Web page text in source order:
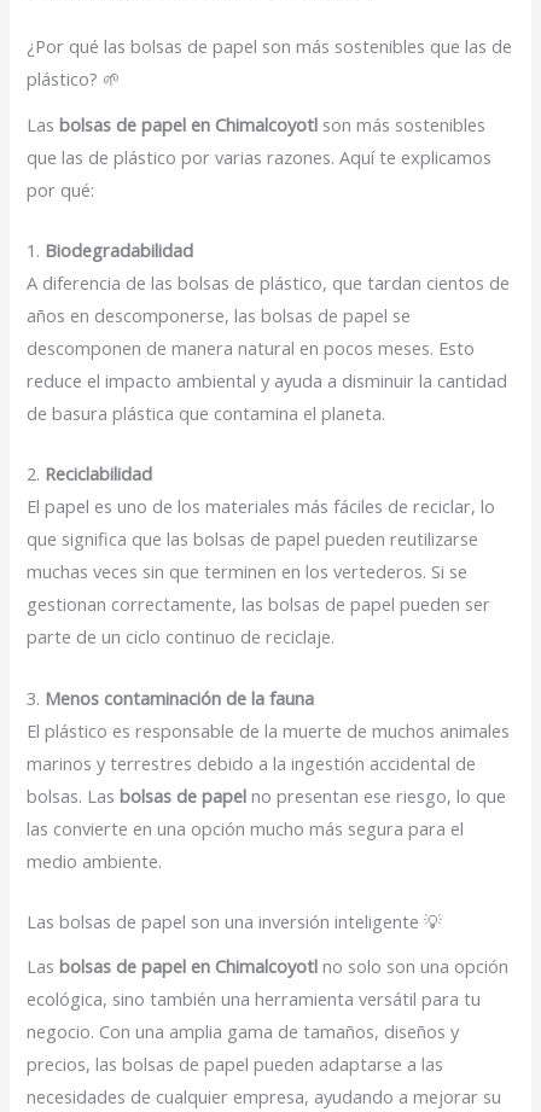
¿Por qué las bolsas de papel son más sostenibles que las de
plástico? 🌱
Lasbolsas de papel en Chimalcoyotl son más sostenibles
que las de plástico por varias razones. Aquí te explicamos
por qué:
1. Biodegradabilidad
A diferencia de las bolsas de plástico, que tardan cientos de
años en descomponerse, las bolsas de papel se
descomponen de manera natural en pocos meses. Esto
reduce el impacto ambiental y ayuda a disminuir la cantidad
de basura plástica que contamina el planeta.
2. Reciclabilidad
El papel es uno de los materiales más fáciles de reciclar, lo
que significa que las bolsas de papel pueden reutilizarse
muchas veces sin que terminen en los vertederos. Si se
gestionan correctamente, las bolsas de papel pueden ser
parte de un ciclo continuo de reciclaje.
3. Menos contaminación de la fauna
El plástico es responsable de la muerte de muchos animales
marinos y terrestres debido a la ingestión accidental de
bolsas. Lasbolsas de papel no presentan ese riesgo, lo que
las convierte en una opción mucho más segura para el
medio ambiente.
Las bolsas de papel son una inversión inteligente 💡
Lasbolsas de papel en Chimalcoyotl no solo son una opción
ecológica, sino también una herramienta versátil para tu
negocio. Con una amplia gama de tamaños, diseños y
precios, las bolsas de papel pueden adaptarse a las
necesidades de cualquier empresa, ayudando a mejorar su